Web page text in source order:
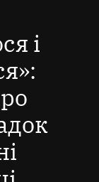
і